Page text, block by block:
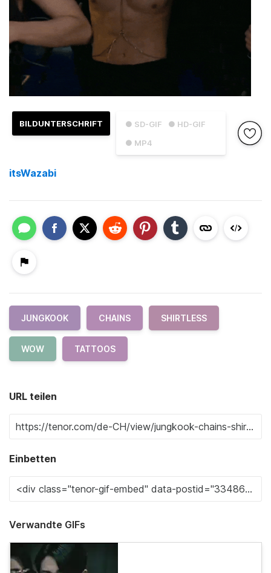
● SD-GIF
● HD-GIF
● MP4
BILDUNTERSCHRIFT
itsWazabi
JUNGKOOK CHAINS SHIRTLESS
WOW TATTOOS
URL teilen
Einbetten
Verwandte GIFs